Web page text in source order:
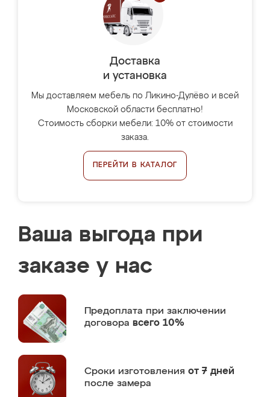
Доставка
и установка
Мы доставляем мебель по Ликино-Дулёво и всей
Московской области бесплатно!
Стоимость сборки мебели: 10% от стоимости
заказа.
ПЕРЕЙТИ В КАТАЛОГ
Ваша выгода при
заказе у нас
Предоплата при заключении
договора всего 10%
Сроки изготовления от 7 дней
после замера